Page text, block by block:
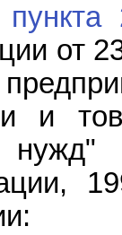
пункта
от
и